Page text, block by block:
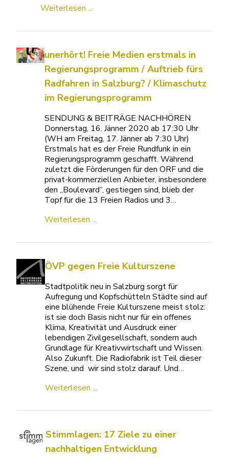
Weiterlesen ...
unerhört! Freie Medien erstmals in
Regierungsprogramm / Auftrieb fürs
Radfahren in Salzburg? / Klimaschutz
im Regierungsprogramm
SENDUNG & BEITRÄGE NACHHÖREN
Donnerstag, 16. Jänner 2020 ab 17:30 Uhr
(WH am Freitag, 17. Jänner ab 7:30 Uhr)
Erstmals hat es der Freie Rundfunk in ein
Regierungsprogramm geschafft. Während
zuletzt die Förderungen für den ORF und die
privat-kommerziellen Anbieter, insbesondere
den „Boulevard“, gestiegen sind, blieb der
Topf für die 13 Freien Radios und 3…
Weiterlesen ...
ÖVP gegen Freie Kulturszene
Stadtpolitik neu in Salzburg sorgt für
Aufregung und Kopfschütteln Städte sind auf
eine blühende Freie Kulturszene meist stolz:
ist sie doch Basis nicht nur für ein offenes
Klima, Kreativität und Ausdruck einer
lebendigen Zivilgesellschaft, sondern auch
Grundlage für Kreativwirtschaft und Wissen.
Also Zukunft. Die Radiofabrik ist Teil dieser
Szene, und wir sind stolz darauf. Und…
Weiterlesen ...
Stimmlagen: 17 Ziele zu einer
nachhaltigen Entwicklung